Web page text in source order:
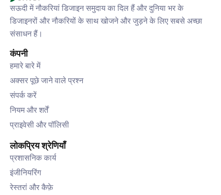
सऊदी में नौकरियां डिजाइन समुदाय का दिल हैं और दुनिया भर के
डिजाइनरों और नौकरियों के साथ खोजने और जुड़ने के लिए सबसे अच्छा
संसाधन हैं।
कंपनी
हमारे बारे में
अक्सर पूछे जाने वाले प्रश्न
संपर्क करें
नियम और शर्तें
प्राइवेसी और पॉलिसी
लोकप्रिय श्रेणियाँ
प्रशासनिक कार्य
इंजीनियरिंग
रेस्तरां और कैफ़े